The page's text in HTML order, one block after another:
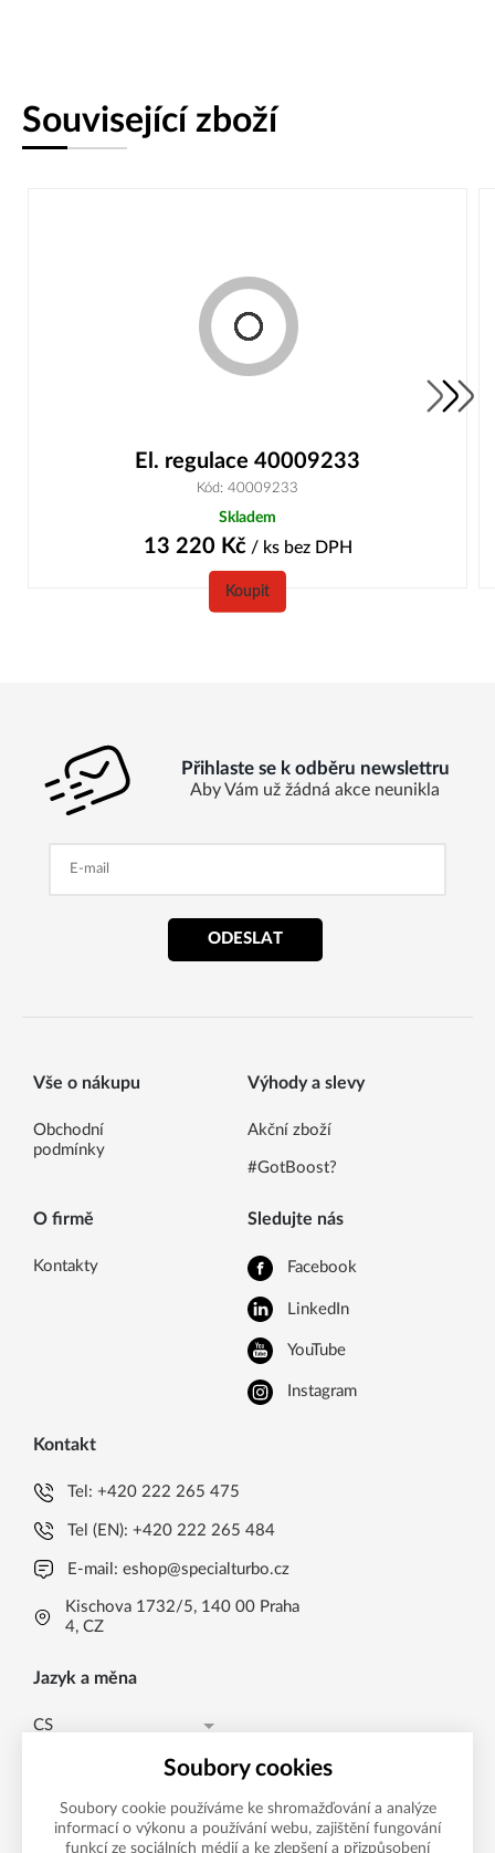
Související zboží
El. regulace 40009233
Kód: 40009233
Skladem
13 220 Kč/ ks bez DPH
Koupit
Přihlaste se k odběru newslettru
Aby Vám už žádná akce neunikla
ODESLAT
Vše o nákupu
Obchodní
podmínky
Výhody a slevy
Akční zboží
#GotBoost?
O firmě
Kontakty
Sledujte nás
Facebook
LinkedIn
YouTube
Instagram
Kontakt
Tel:+420 222 265 475
Tel (EN):+420 222 265 484
E-mail:eshop@specialturbo.cz
Kischova 1732/5, 140 00 Praha
4, CZ
Jazyk a měna
CS
EN
Česká koruna CZK (Kč)
Česká koruna CZK (Kč)
EUR (EUR)
Možnosti platby
Soubory cookies
Soubory cookie používáme ke shromažďování a analýze
informací o výkonu a používání webu, zajištění fungování
funkcí ze sociálních médií a ke zlepšení a přizpůsobení